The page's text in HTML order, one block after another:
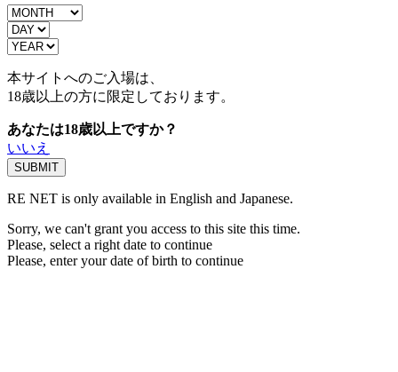
本サイトへのご入場は、
18歳以上の方に限定しております。
あなたは18歳以上ですか？
いいえ
RE NET is only available in English and Japanese.
Sorry, we can't grant you access to this site this time.
Please, select a right date to continue
Please, enter your date of birth to continue